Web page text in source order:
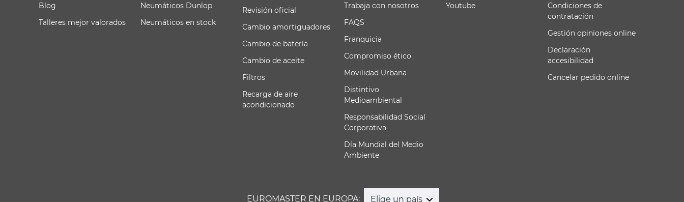
Blog
Talleres mejor valorados
Neumáticos Dunlop
Neumáticos en stock
Revisión oficial
Cambio amortiguadores
Cambio de batería
Cambio de aceite
Filtros
Recarga de aire
acondicionado
Trabaja con nosotros
FAQS
Franquicia
Compromiso ético
Movilidad Urbana
Distintivo
Medioambiental
Responsabilidad Social
Corporativa
Día Mundial del Medio
Ambiente
Youtube
Condiciones de
contratación
Gestión opiniones online
Declaración
accesibilidad
Cancelar pedido online
EUROMASTER EN EUROPA: Elige un país